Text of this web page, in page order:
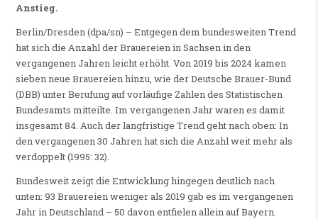
Anstieg.
Berlin/Dresden (dpa/sn) – Entgegen dem bundesweiten Trend
hat sich die Anzahl der Brauereien in Sachsen in den
vergangenen Jahren leicht erhöht. Von 2019 bis 2024 kamen
sieben neue Brauereien hinzu, wie der Deutsche Brauer-Bund
(DBB) unter Berufung auf vorläufige Zahlen des Statistischen
Bundesamts mitteilte. Im vergangenen Jahr waren es damit
insgesamt 84. Auch der langfristige Trend geht nach oben: In
den vergangenen 30 Jahren hat sich die Anzahl weit mehr als
verdoppelt (1995: 32).
Bundesweit zeigt die Entwicklung hingegen deutlich nach
unten: 93 Brauereien weniger als 2019 gab es im vergangenen
Jahr in Deutschland – 50 davon entfielen allein auf Bayern.